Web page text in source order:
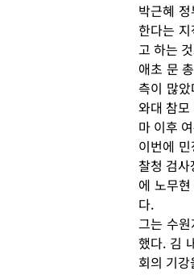
박근혜
한다는
고 하는
애초 문
측이 많
와대 참
마 이후
이번에
찰청 검
에 노무
다.
그는 수
했다. 김
회의 기